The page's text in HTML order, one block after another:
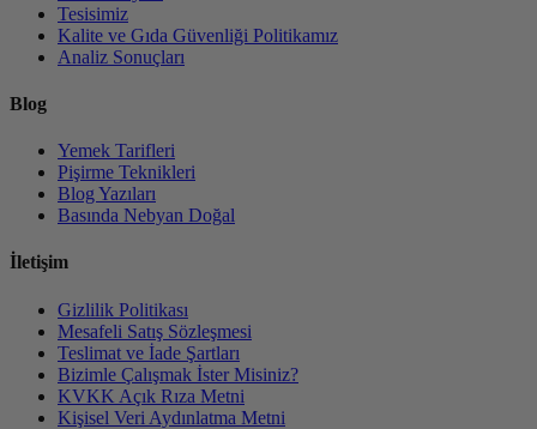
Tesisimiz
Kalite ve Gıda Güvenliği Politikamız
Analiz Sonuçları
Blog
Yemek Tarifleri
Pişirme Teknikleri
Blog Yazıları
Basında Nebyan Doğal
İletişim
Gizlilik Politikası
Mesafeli Satış Sözleşmesi
Teslimat ve İade Şartları
Bizimle Çalışmak İster Misiniz?
KVKK Açık Rıza Metni
Kişisel Veri Aydınlatma Metni